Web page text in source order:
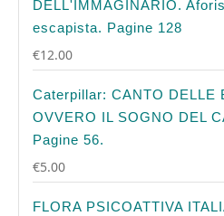
DELL'IMMAGINARIO.
escapista. Pagine 128
€12.00
Caterpillar: CANTO DELLE
OVVERO IL SOGNO DEL
Pagine 56.
€5.00
FLORA PSICOATTIVA